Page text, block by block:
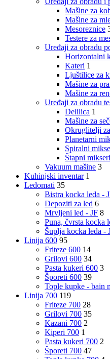
Mašine za
Mašine za
Mesoreznice
Testere za
Uređaji za obradu
Horizontalni
Kateri 1
Ljuštilice za
Mašine za
Mašine za
Uređaji za obradu
Delilica 1
Mašine za
Okruglitelji
Planetarni
Spiralni
Štapni mikseri
Vakuum mašine 3
Kuhinjski inventar 1
Ledomati 35
Bistra kocka leda -
Depoziti za led 6
Mrvljeni led - JF 8
Puna, čvrsta kocka
Šuplja kocka leda -
Linija 600 95
Friteze 600 14
Grilovi 600 34
Pasta kukeri 600 3
Šporeti 600 39
Tople kupke - bain
Linija 700 119
Friteze 700 28
Grilovi 700 35
Kazani 700 2
Kiperi 700 1
Pasta kukeri 700 2
Šporeti 700 47